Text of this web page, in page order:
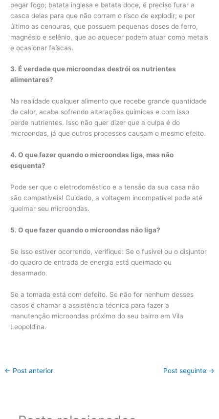
pegar fogo; batata inglesa e batata doce, é preciso furar a
casca delas para que não corram o risco de explodir; e por
último as cenouras, que possuem pequenas doses de ferro,
magnésio e selênio, que ao aquecer podem atuar como metais
e ocasionar faíscas.
3. É verdade que microondas destrói os nutrientes
alimentares?
Na realidade qualquer alimento que recebe grande quantidade
de calor, acaba sofrendo alterações químicas e com isso
perde nutrientes. Isso não quer dizer que a culpa é do
microondas, já que outros processos causam o mesmo efeito.
4. O que fazer quando o microondas liga, mas não
esquenta?
Pode ser que o eletrodoméstico e a tensão da sua casa não
são compatíveis! Cuidado, a voltagem incompatível pode até
queimar seu microondas.
5. O que fazer quando o microondas não liga?
Se isso estiver ocorrendo, verifique: Se o fusível ou o disjuntor
do quadro de entrada de energia está queimado ou
desarmado.
Se a tomada está com defeito. Se não for nenhum desses
casos é chamar a assistência técnica para fazer a
manutenção microondas próximo do seu bairro em Vila
Leopoldina.
← Post anterior Post seguinte →